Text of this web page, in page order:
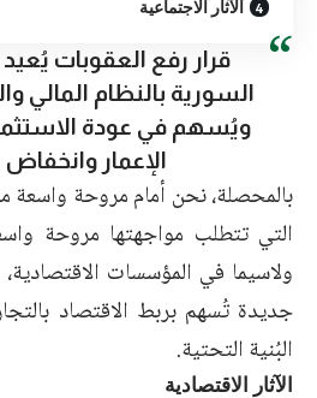
الآثار الاجتماعية
قرار رفع العقوبات
السورية بالنظام المالي
ويُسهم في عودة
الإعمار وانخفاض
بالمحصلة، نحن أمام مروحة واسعة
التي تتطلب مواجهتها مروحة
ولاسيما في المؤسسات
جديدة تُسهم بربط الاقتصاد
البُنية التحتية.
الآثار الاقتصادية